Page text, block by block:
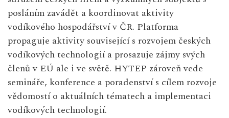
posláním zavádět a koordinovat aktivity
vodíkového hospodářství v ČR. Platforma
propaguje aktivity související s rozvojem českých
vodíkových technologií a prosazuje zájmy svých
členů v EÚ ale i ve světě. HYTEP zároveň vede
semináře, konference a poradenství s cílem rozvoje
vědomostí o aktuálních tématech a implementaci
vodíkových technologií.